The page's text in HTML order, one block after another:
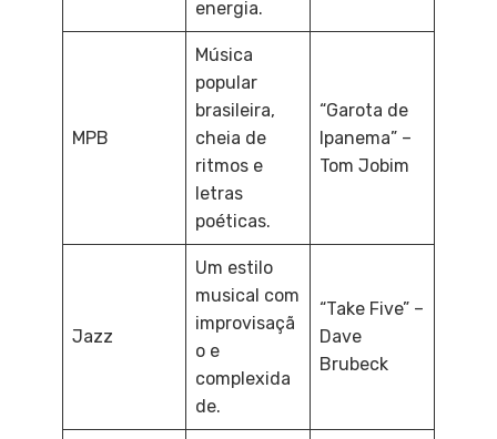
energia.
MPB
Música
popular
brasileira,
cheia de
ritmos e
letras
poéticas.
“Garota de
Ipanema” –
Tom Jobim
Jazz
Um estilo
musical com
improvisaçã
o e
complexida
de.
“Take Five” –
Dave
Brubeck